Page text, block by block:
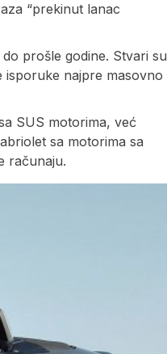
“prekinut lanac
prošle godine. Stvari su
isporuke najpre masovno
SUS motorima, već
sa motorima sa
računaju.